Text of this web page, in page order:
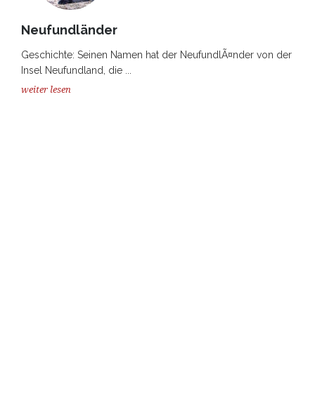
Neufundländer
Geschichte: Seinen Namen hat der NeufundlÃ¤nder von der
Insel Neufundland, die ...
weiter lesen